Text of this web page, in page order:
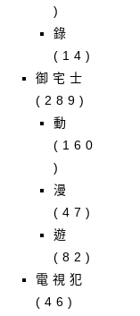
)
錄
(14)
御宅士
(289)
動
(160
)
漫
(47)
遊
(82)
電視犯
(46)